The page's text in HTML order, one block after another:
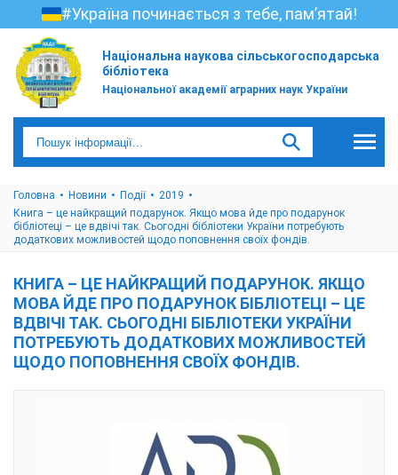
#Україна починається з тебе, пам’ятай!
Національна наукова сільськогосподарська
бібліотека
Національної академії аграрних наук України
Головна Новини Події
2019
Книга – це найкращий подарунок. Якщо мова йде про подарунок
бібліотеці – це вдвічі так. Сьогодні бібліотеки України потребують
додаткових можливостей щодо поповнення своїх фондів.
КНИГА – ЦЕ НАЙКРАЩИЙ ПОДАРУНОК. ЯКЩО
МОВА ЙДЕ ПРО ПОДАРУНОК БІБЛІОТЕЦІ – ЦЕ
ВДВІЧІ ТАК. СЬОГОДНІ БІБЛІОТЕКИ УКРАЇНИ
ПОТРЕБУЮТЬ ДОДАТКОВИХ МОЖЛИВОСТЕЙ
ЩОДО ПОПОВНЕННЯ СВОЇХ ФОНДІВ.